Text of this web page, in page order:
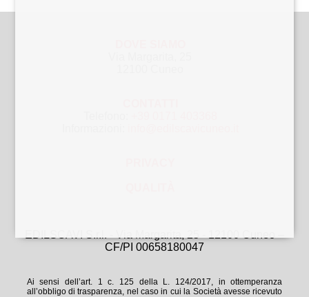
CF/PI 00658180047
Ai sensi dell’art. 1 c. 125 della L. 124/2017, in ottemperanza
all’obbligo di trasparenza, nel caso in cui la Società avesse ricevuto